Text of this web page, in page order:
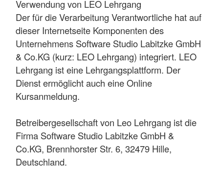
Verwendung von LEO Lehrgang
Der für die Verarbeitung Verantwortliche hat auf
dieser Internetseite Komponenten des
Unternehmens Software Studio Labitzke GmbH
& Co.KG (kurz: LEO Lehrgang) integriert. LEO
Lehrgang ist eine Lehrgangsplattform. Der
Dienst ermöglicht auch eine Online
Kursanmeldung.
Betreibergesellschaft von Leo Lehrgang ist die
Firma Software Studio Labitzke GmbH &
Co.KG, Brennhorster Str. 6, 32479 Hille,
Deutschland.